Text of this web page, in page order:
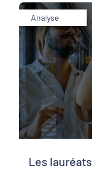
Analyse
Les